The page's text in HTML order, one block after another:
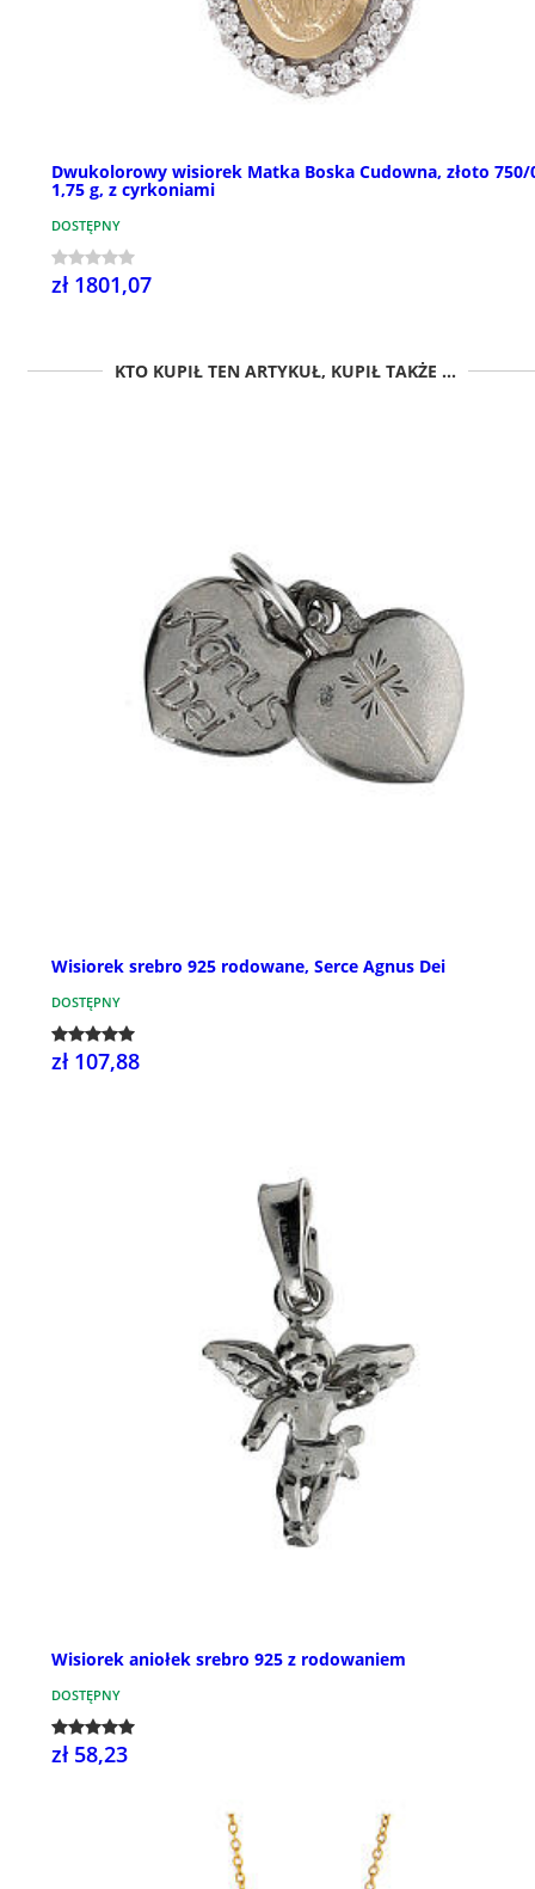
Dwukolorowy wisiorek Matka Boska Cudowna, złoto 750/
1,75 g, z cyrkoniami
DOSTĘPNY
zł 1801,07
KTO KUPIŁ TEN ARTYKUŁ, KUPIŁ TAKŻE ...
Wisiorek srebro 925 rodowane, Serce Agnus Dei
DOSTĘPNY
zł 107,88
Wisiorek aniołek srebro 925 z rodowaniem
DOSTĘPNY
zł 58,23